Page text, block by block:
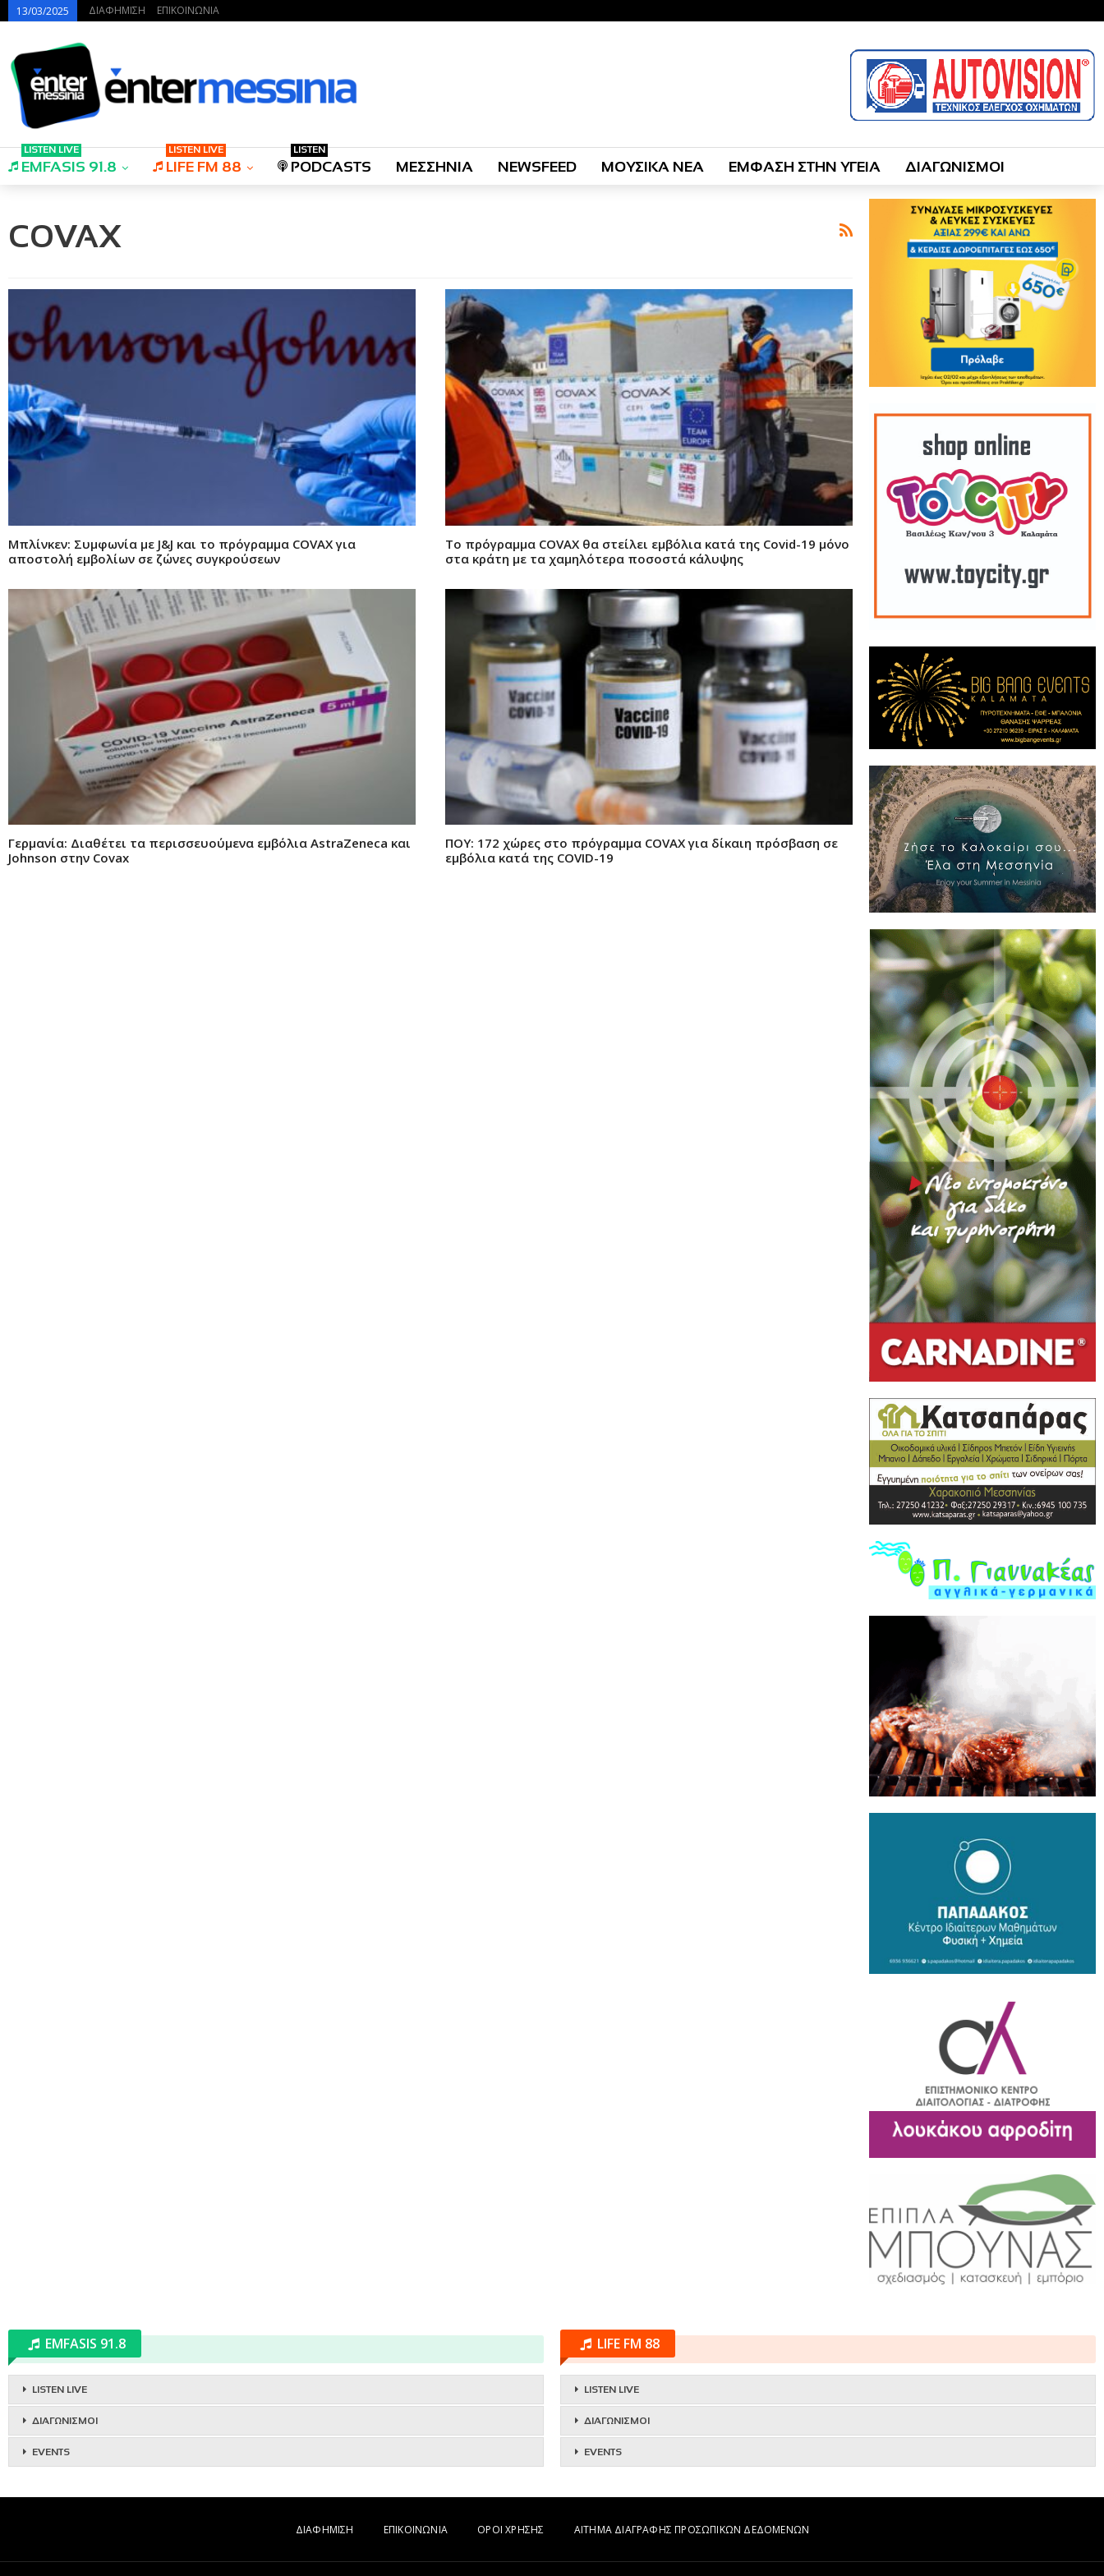
13/03/2025 ΔΙΑΦΗΜΙΣΗ ΕΠΙΚΟΙΝΩΝΙΑ
EMFASIS 91.8
LISTEN LIVE
LIFE FM 88
LISTEN LIVE
PODCASTS
LISTEN
ΜΕΣΣΗΝΙΑ NEWSFEED ΜΟΥΣΙΚΑ ΝΕΑ ΕΜΦΑΣΗ ΣΤΗΝ ΥΓΕΙΑ ΔΙΑΓΩΝΙΣΜΟΙ
COVAX
Μπλίνκεν: Συμφωνία με J&J και το πρόγραμμα COVAX για
αποστολή εμβολίων σε ζώνες συγκρούσεων
Το πρόγραμμα COVAX θα στείλει εμβόλια κατά της Covid-19 μόνο
στα κράτη με τα χαμηλότερα ποσοστά κάλυψης
Γερμανία: Διαθέτει τα περισσευούμενα εμβόλια AstraZeneca και
Johnson στην Covax
ΠΟΥ: 172 χώρες στο πρόγραμμα COVAX για δίκαιη πρόσβαση σε
εμβόλια κατά της COVID-19
EMFASIS 91.8
LISTEN LIVE
ΔΙΑΓΩΝΙΣΜΟΙ
EVENTS
LIFE FM 88
LISTEN LIVE
ΔΙΑΓΩΝΙΣΜΟΙ
EVENTS
ΔΙΑΦΗΜΙΣΗ ΕΠΙΚΟΙΝΩΝΙΑ ΟΡΟΙ ΧΡΗΣΗΣ ΑΙΤΗΜΑ ΔΙΑΓΡΑΦΗΣ ΠΡΟΣΩΠΙΚΩΝ ΔΕΔΟΜΕΝΩΝ